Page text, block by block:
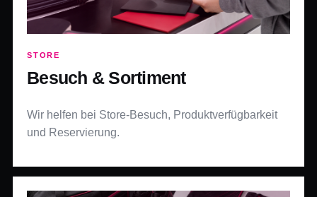
STORE
Besuch & Sortiment
Wir helfen bei Store-Besuch, Produktverfügbarkeit
und Reservierung.